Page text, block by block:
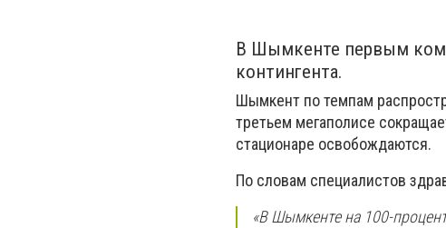
В Шымкенте первым
контингента.
Шымкент по темпам
третьем мегаполисе
стационаре освобождаются.
По словам специалистов
«В Шымкенте на 100-